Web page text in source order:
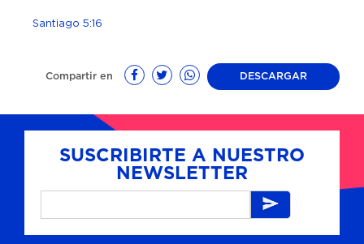
Santiago 5:16
Compartir en DESCARGAR
SUSCRIBIRTE A NUESTRO
NEWSLETTER